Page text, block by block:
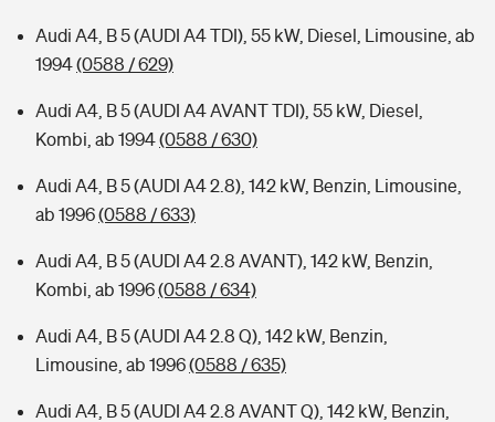
Audi A4, B 5 (AUDI A4 TDI), 55 kW, Diesel, Limousine, ab
1994(0588 / 629)
Audi A4, B 5 (AUDI A4 AVANT TDI), 55 kW, Diesel,
Kombi, ab 1994(0588 / 630)
Audi A4, B 5 (AUDI A4 2.8), 142 kW, Benzin, Limousine,
ab 1996(0588 / 633)
Audi A4, B 5 (AUDI A4 2.8 AVANT), 142 kW, Benzin,
Kombi, ab 1996(0588 / 634)
Audi A4, B 5 (AUDI A4 2.8 Q), 142 kW, Benzin,
Limousine, ab 1996(0588 / 635)
Audi A4, B 5 (AUDI A4 2.8 AVANT Q), 142 kW, Benzin,